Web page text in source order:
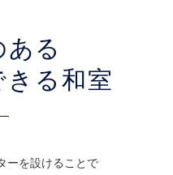
る
る和室
ーを設けることで